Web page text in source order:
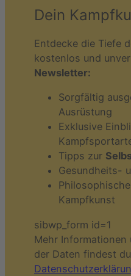
Dein
Entdecke die Tiefe
kostenlos und
Newsletter:
Sorgfältig
Ausrüstung
Exklusive
Tipps zur
Gesundheits-
Kampfkunst
sibwp_form id=1
Mehr Informationen
der Daten findest